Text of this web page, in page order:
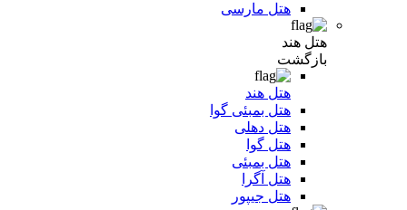
هتل مارسی
هتل هند
بازگشت
هتل هند
هتل بمبئی گوا
هتل دهلی
هتل گوا
هتل بمبئی
هتل آگرا
هتل جیپور